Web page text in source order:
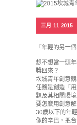
三月 11 2015
「年輕的另一
想不想當一頭
獎回來？
坎城青年創意
任務是創造「
題及其相關環境
要怎麼用創意
30歲以下的年
像的辛巴，把